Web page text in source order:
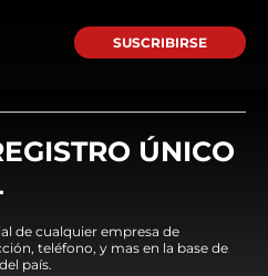
SUSCRIBIRSE
ÚNICO
de cualquier empresa de
teléfono, y mas en la base de
país.